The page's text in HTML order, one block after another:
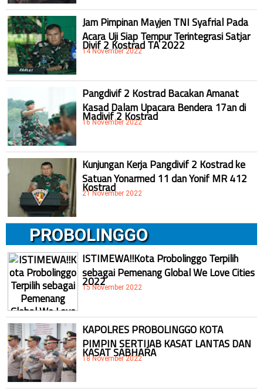
Jam Pimpinan Mayjen TNI Syafrial Pada
Acara Uji Siap Tempur Terintegrasi Satjar
Divif 2 Kostrad TA 2022
14 November 2022
Pangdivif 2 Kostrad Bacakan Amanat
Kasad Dalam Upacara Bendera 17an di
Madivif 2 Kostrad
16 November 2022
Kunjungan Kerja Pangdivif 2 Kostrad ke
Satuan Yonarmed 11 dan Yonif MR 412
Kostrad
21 November 2022
PROBOLINGGO
ISTIMEWA!!Kota Probolinggo Terpilih
sebagai Pemenang Global We Love Cities
2022
15 November 2022
KAPOLRES PROBOLINGGO KOTA
PIMPIN SERTIJAB KASAT LANTAS DAN
KASAT SABHARA
18 November 2022